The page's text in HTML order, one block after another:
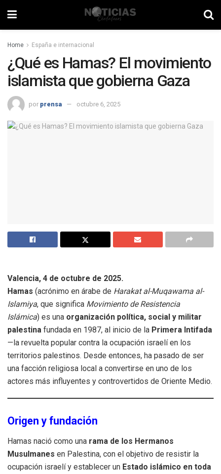
Home España e internacional
¿Qué es Hamas? El movimiento
islamista que gobierna Gaza
por prensa octubre 6, 2025
Valencia, 4 de octubre de 2025.
Hamas (acrónimo en árabe de Harakat al-Muqawama al-
Islamiya, que significa Movimiento de Resistencia
Islámica) es una organización política, social y militar
palestina fundada en 1987, al inicio de la Primera Intifada
—la revuelta popular contra la ocupación israelí en los
territorios palestinos. Desde entonces, ha pasado de ser
una facción religiosa local a convertirse en uno de los
actores más influyentes y controvertidos de Oriente Medio.
Origen y fundación
Hamas nació como una rama de los Hermanos
Musulmanes en Palestina, con el objetivo de resistir la
ocupación israelí y establecer un Estado islámico en toda